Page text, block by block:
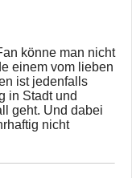
könne man nicht
einem vom lieben
ist jedenfalls
in Stadt und
geht. Und dabei
nicht